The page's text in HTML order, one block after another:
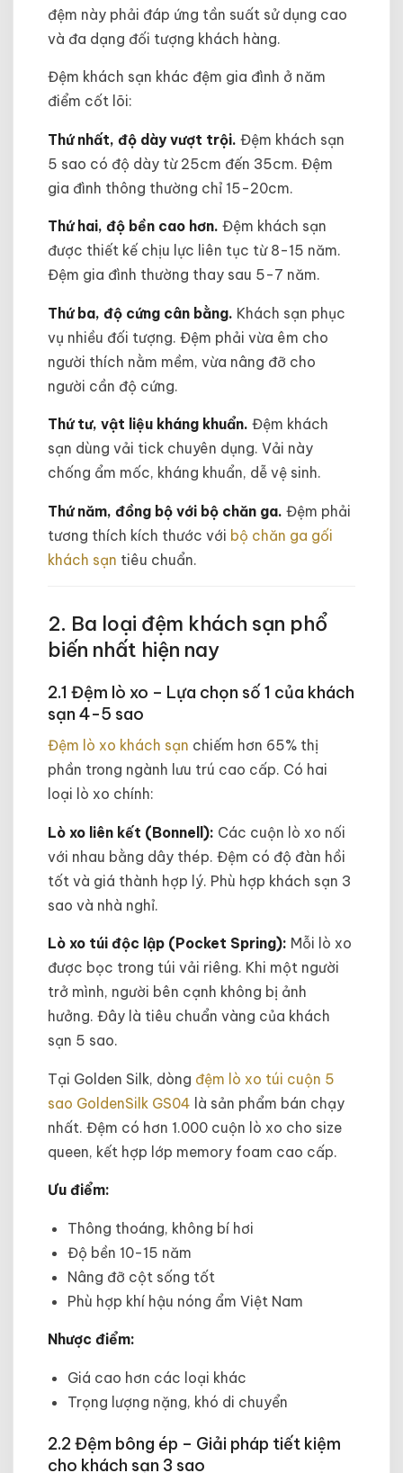
đệm này phải đáp ứng tần suất sử dụng cao
và đa dạng đối tượng khách hàng.
Đệm khách sạn khác đệm gia đình ở năm
điểm cốt lõi:
Thứ nhất, độ dày vượt trội. Đệm khách sạn
5 sao có độ dày từ 25cm đến 35cm. Đệm
gia đình thông thường chỉ 15-20cm.
Thứ hai, độ bền cao hơn. Đệm khách sạn
được thiết kế chịu lực liên tục từ 8-15 năm.
Đệm gia đình thường thay sau 5-7 năm.
Thứ ba, độ cứng cân bằng. Khách sạn phục
vụ nhiều đối tượng. Đệm phải vừa êm cho
người thích nằm mềm, vừa nâng đỡ cho
người cần độ cứng.
Thứ tư, vật liệu kháng khuẩn. Đệm khách
sạn dùng vải tick chuyên dụng. Vải này
chống ẩm mốc, kháng khuẩn, dễ vệ sinh.
Thứ năm, đồng bộ với bộ chăn ga. Đệm phải
tương thích kích thước với bộ chăn ga gối
khách sạn tiêu chuẩn.
2. Ba loại đệm khách sạn phổ
biến nhất hiện nay
2.1 Đệm lò xo – Lựa chọn số 1 của khách
sạn 4-5 sao
Đệm lò xo khách sạn chiếm hơn 65% thị
phần trong ngành lưu trú cao cấp. Có hai
loại lò xo chính:
Lò xo liên kết (Bonnell): Các cuộn lò xo nối
với nhau bằng dây thép. Đệm có độ đàn hồi
tốt và giá thành hợp lý. Phù hợp khách sạn 3
sao và nhà nghỉ.
Lò xo túi độc lập (Pocket Spring): Mỗi lò xo
được bọc trong túi vải riêng. Khi một người
trở mình, người bên cạnh không bị ảnh
hưởng. Đây là tiêu chuẩn vàng của khách
sạn 5 sao.
Tại Golden Silk, dòng đệm lò xo túi cuộn 5
sao GoldenSilk GS04 là sản phẩm bán chạy
nhất. Đệm có hơn 1.000 cuộn lò xo cho size
queen, kết hợp lớp memory foam cao cấp.
Ưu điểm:
Thông thoáng, không bí hơi
Độ bền 10-15 năm
Nâng đỡ cột sống tốt
Phù hợp khí hậu nóng ẩm Việt Nam
Nhược điểm:
Giá cao hơn các loại khác
Trọng lượng nặng, khó di chuyển
2.2 Đệm bông ép – Giải pháp tiết kiệm
cho khách sạn 3 sao